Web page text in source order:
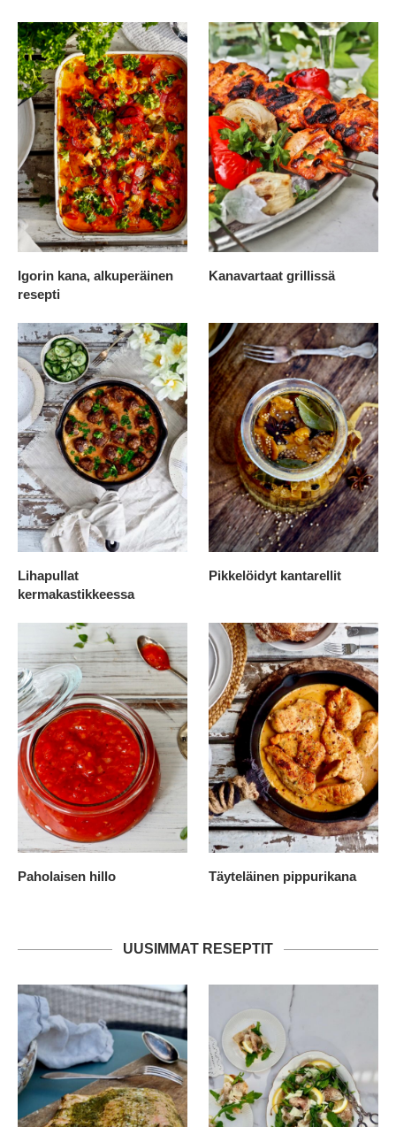
Igorin kana, alkuperäinen
resepti
Kanavartaat grillissä
Lihapullat
kermakastikkeessa
Pikkelöidyt kantarellit
Paholaisen hillo Täyteläinen pippurikana
UUSIMMAT RESEPTIT